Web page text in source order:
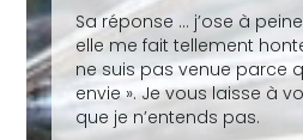
Sa réponse … j’ose à
elle me fait tellement
ne suis pas venue parce
envie ». Je vous laisse à
que je n’entends pas.